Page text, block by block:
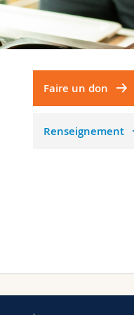
Faire un don
Renseignement